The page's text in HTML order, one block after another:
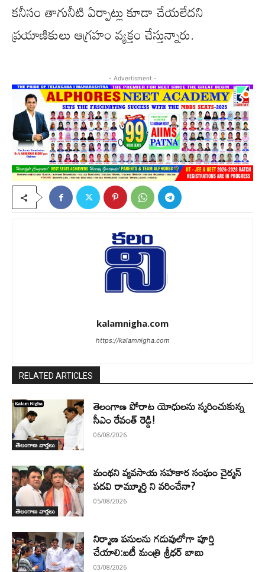
కనీసం తాగునీటి ఏర్పాట్లు కూడా చేయలేదని
ప్రయాణికులు ఆగ్రహం వ్యక్తం చేస్తున్నారు.
- Advertisment -
kalamnigha.com
https://kalamnigha.com
RELATED ARTICLES
తెలంగాణ వార్తలు
తెలంగాణ పోరాట యోధులను స్మరించుకున్న
సీఎం రేవంత్ రెడ్డి!
06/08/2026
తెలంగాణ వార్తలు
మంథని వ్యవసాయ సహకార సంఘం చైర్మన్
పదవి రామ్మూర్తి ని వరించేనా?
05/08/2026
నిర్మాణ పనులను గడువులోగా పూర్తి
చేయాలి:ఐటీ మంత్రి శ్రీధర్ బాబు
03/08/2026